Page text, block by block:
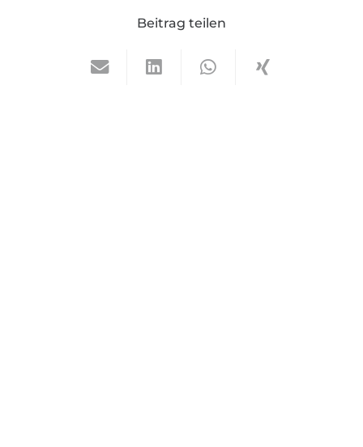
Beitrag teilen